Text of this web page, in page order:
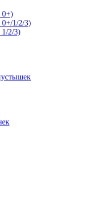
0+)
0+/1/2/3)
1/2/3)